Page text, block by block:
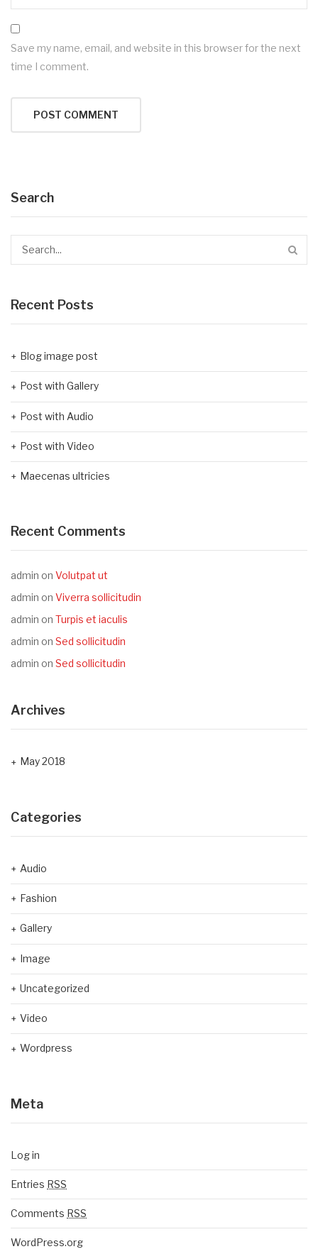
Save my name, email, and website in this browser for the next
time I comment.
Search
Recent Posts
Blog image post
Post with Gallery
Post with Audio
Post with Video
Maecenas ultricies
Recent Comments
admin on Volutpat ut
admin on Viverra sollicitudin
admin on Turpis et iaculis
admin on Sed sollicitudin
admin on Sed sollicitudin
Archives
May 2018
Categories
Audio
Fashion
Gallery
Image
Uncategorized
Video
Wordpress
Meta
Log in
Entries RSS
Comments RSS
WordPress.org